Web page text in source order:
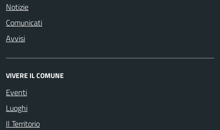
Notizie
Comunicati
Avvisi
VIVERE IL COMUNE
Eventi
Luoghi
Il Territorio